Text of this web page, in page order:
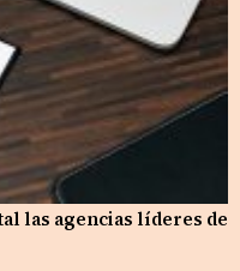
las agencias líderes de